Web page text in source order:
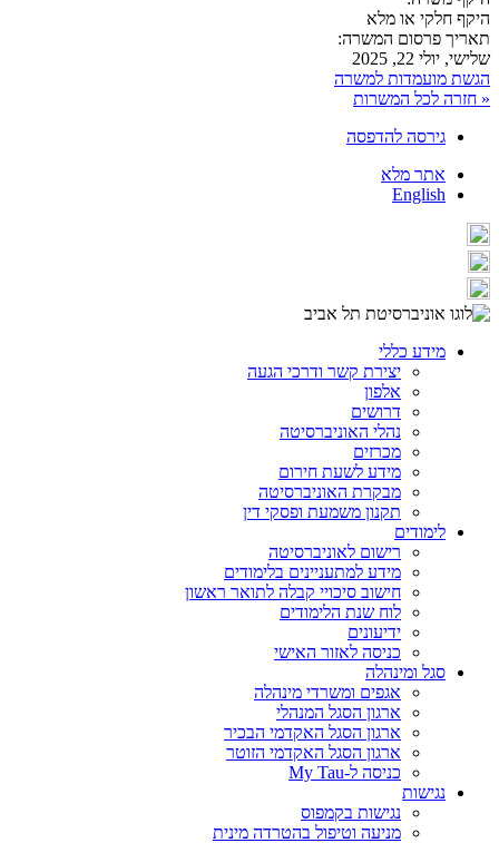
היקף חלקי או מלא
תאריך פרסום המשרה:
שלישי, יולי 22, 2025
הגשת מועמדות למשרה
« חזרה לכל המשרות
גירסה להדפסה
אתר מלא
English
מידע כללי
יצירת קשר ודרכי הגעה
אלפון
דרושים
נהלי האוניברסיטה
מכרזים
מידע לשעת חירום
מבקרת האוניברסיטה
תקנון משמעת ופסקי דין
לימודים
רישום לאוניברסיטה
מידע למתעניינים בלימודים
חישוב סיכויי קבלה לתואר ראשון
לוח שנת הלימודים
ידיעונים
כניסה לאזור האישי
סגל ומינהלה
אגפים ומשרדי מינהלה
ארגון הסגל המנהלי
ארגון הסגל האקדמי הבכיר
ארגון הסגל האקדמי הזוטר
כניסה ל-My Tau
נגישות
נגישות בקמפוס
מניעה וטיפול בהטרדה מינית